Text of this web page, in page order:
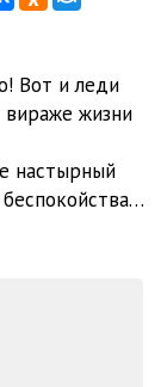
Вот и леди
вираже жизни
настырный